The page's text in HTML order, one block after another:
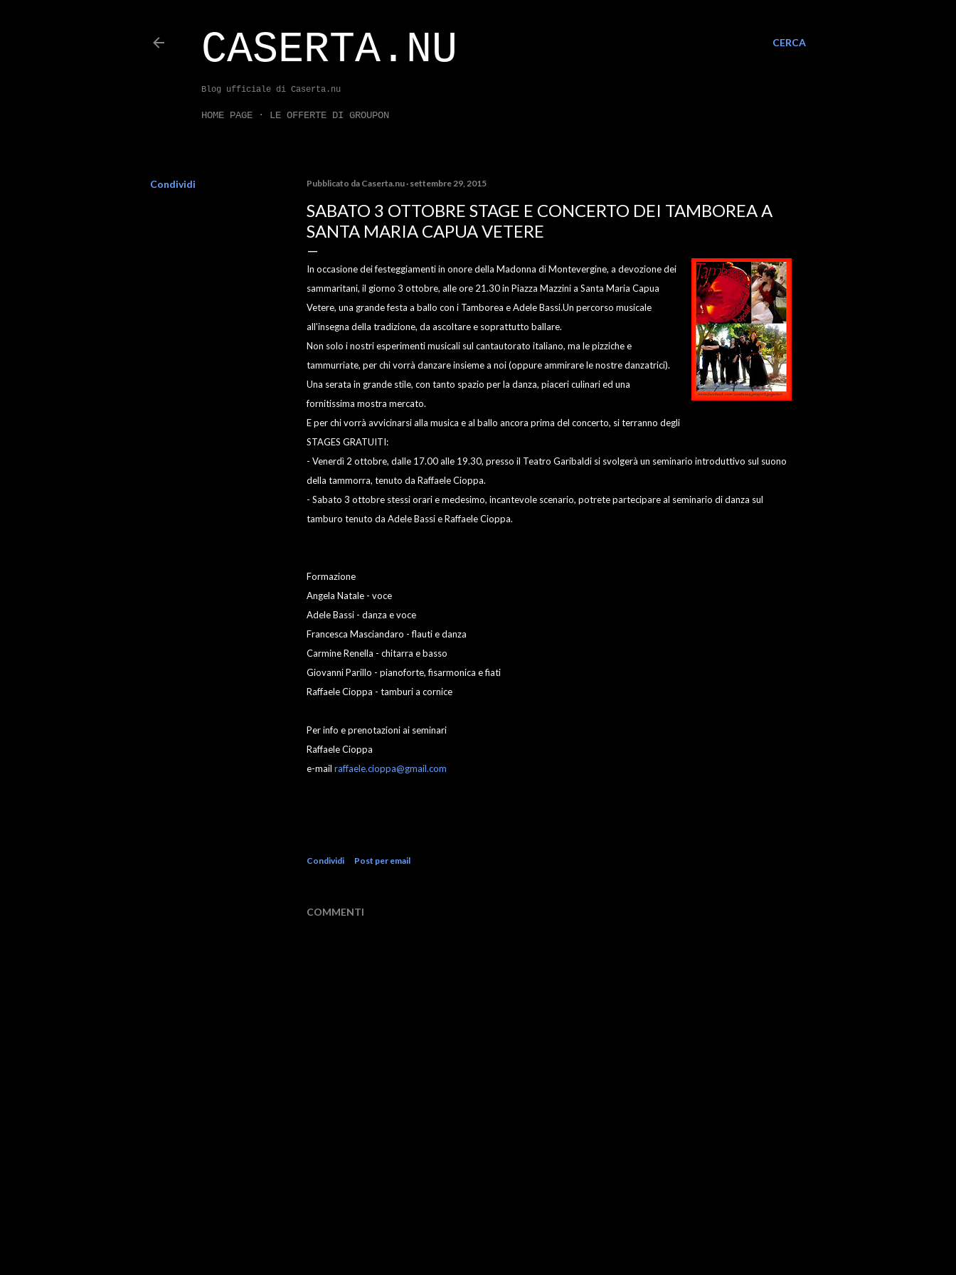
CERCA
CASERTA.NU
Blog ufficiale di Caserta.nu
HOME PAGE LE OFFERTE DI GROUPON
Condividi Pubblicato da Caserta.nu settembre 29, 2015
SABATO 3 OTTOBRE STAGE E CONCERTO DEI TAMBOREA A
SANTA MARIA CAPUA VETERE
In occasione dei festeggiamenti in onore della Madonna di Montevergine, a devozione dei
sammaritani, il giorno 3 ottobre, alle ore 21.30 in Piazza Mazzini a Santa Maria Capua
Vetere, una grande festa a ballo con i Tamborea e Adele Bassi.Un percorso musicale
all'insegna della tradizione, da ascoltare e soprattutto ballare.
Non solo i nostri esperimenti musicali sul cantautorato italiano, ma le pizziche e
tammurriate, per chi vorrà danzare insieme a noi (oppure ammirare le nostre danzatrici).
Una serata in grande stile, con tanto spazio per la danza, piaceri culinari ed una
fornitissima mostra mercato.
E per chi vorrà avvicinarsi alla musica e al ballo ancora prima del concerto, si terranno degli
STAGES GRATUITI:
- Venerdì 2 ottobre, dalle 17.00 alle 19.30, presso il Teatro Garibaldi si svolgerà un seminario introduttivo sul suono
della tammorra, tenuto da Raffaele Cioppa.
- Sabato 3 ottobre stessi orari e medesimo, incantevole scenario, potrete partecipare al seminario di danza sul
tamburo tenuto da Adele Bassi e Raffaele Cioppa.
Formazione
Angela Natale - voce
Adele Bassi - danza e voce
Francesca Masciandaro - flauti e danza
Carmine Renella - chitarra e basso
Giovanni Parillo - pianoforte, fisarmonica e fiati
Raffaele Cioppa - tamburi a cornice
Per info e prenotazioni ai seminari
Raffaele Cioppa
e-mail raffaele.cioppa@gmail.com
Condividi Post per email
COMMENTI